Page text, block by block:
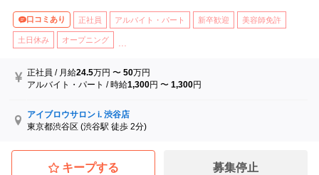
口コミあり 正社員 アルバイト・パート 新卒歓迎 美容師免許
土日休み オープニング
正社員 / 月給24.5万円 〜50万円
アルバイト・パート /時給1,300円 〜1,300円
アイブロウサロン i. 渋谷店
東京都渋谷区 (渋谷駅 徒歩 2分)
キープする 募集停止